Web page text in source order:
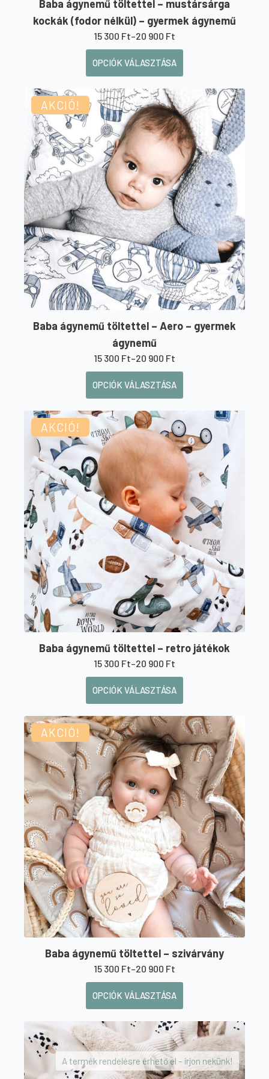
Baba ágynemű töltettel – mustársárga
kockák (fodor nélkül) – gyermek ágynemű
15 300 Ft–20 900 Ft
Ártartomány:
15
300 Ft
-
20
900 Ft
OPCIÓK VÁLASZTÁSA
Ennek
a
terméknek
több
variációja
van.
A
változatok
a
termékoldalon
választhatók
ki
AKCIÓ!
Baba ágynemű töltettel – Aero – gyermek
ágynemű
15 300 Ft–20 900 Ft
Ártartomány:
15
300 Ft
-
20
900 Ft
OPCIÓK VÁLASZTÁSA
Ennek
a
terméknek
több
variációja
van.
A
változatok
termékoldalon
választhatók
AKCIÓ!
Baba ágynemű töltettel – retro játékok
15 300 Ft–20 900 Ft
Ártartomány:
15
300 Ft
-
20
900 Ft
OPCIÓK VÁLASZTÁSA
Ennek
a
terméknek
több
variációja
van.
A
változatok
a
termékoldalon
választhatók
ki
AKCIÓ!
Baba ágynemű töltettel – szivárvány
15 300 Ft–20 900 Ft
Ártartomány:
15
300 Ft
-
20
900 Ft
OPCIÓK VÁLASZTÁSA
Ennek
a
terméknek
több
variációja
van.
A termék rendelésre érhető el – írjon nekünk!